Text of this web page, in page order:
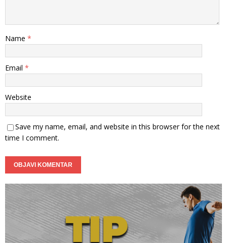
Name *
Email *
Website
Save my name, email, and website in this browser for the next
time I comment.